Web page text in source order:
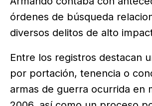
órdenes de búsqueda
diversos delitos de alto
Entre los registros destacan
por portación, tenencia o
armas de guerra ocurrida en